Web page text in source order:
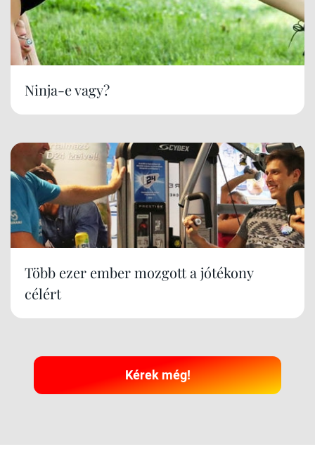
Ninja-e vagy?
Több ezer ember mozgott a jótékony
célért
Kérek még!